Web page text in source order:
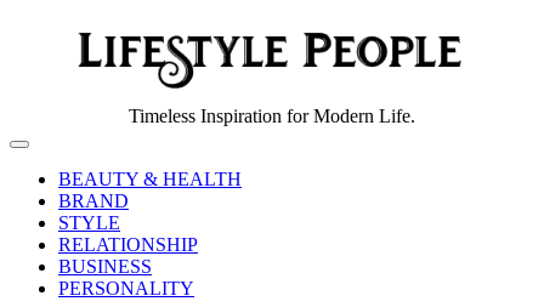
People
Timeless Inspiration for Modern Life.
Off
CanvasBEAUTY & HEALTH
BRAND
STYLE
RELATIONSHIP
BUSINESS
PERSONALITY